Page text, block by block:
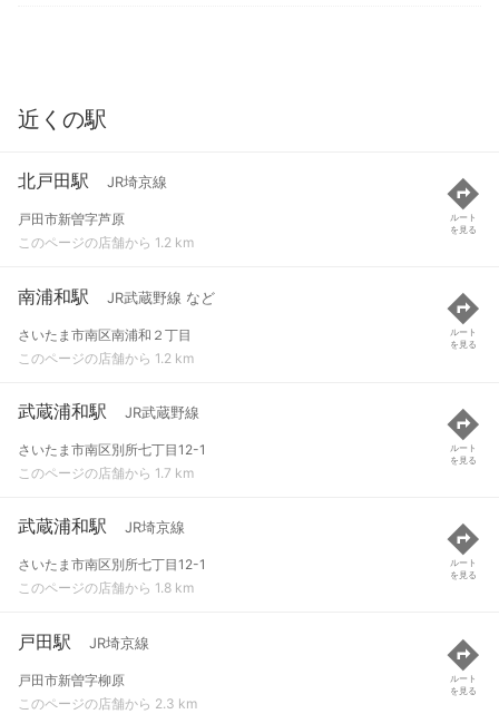
近くの駅
北戸田駅 JR埼京線
戸田市新曽字芦原
このページの店舗から 1.2 km
ルート
を見る
南浦和駅 JR武蔵野線 など
さいたま市南区南浦和２丁目
このページの店舗から 1.2 km
ルート
を見る
武蔵浦和駅 JR武蔵野線
さいたま市南区別所七丁目12-1
このページの店舗から 1.7 km
ルート
を見る
武蔵浦和駅 JR埼京線
さいたま市南区別所七丁目12-1
このページの店舗から 1.8 km
ルート
を見る
戸田駅 JR埼京線
戸田市新曽字柳原
このページの店舗から 2.3 km
ルート
を見る